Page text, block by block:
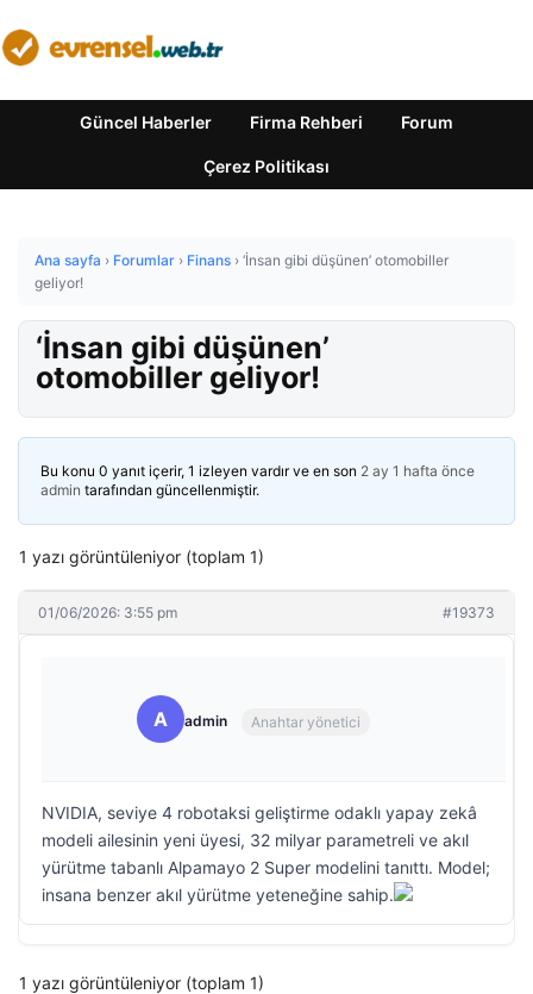
Güncel Haberler Firma Rehberi Forum
Çerez Politikası
Ana sayfa › Forumlar › Finans › ‘İnsan gibi düşünen’ otomobiller
geliyor!
‘İnsan gibi düşünen’
otomobiller geliyor!
Bu konu 0 yanıt içerir, 1 izleyen vardır ve en son 2 ay 1 hafta önce
admin tarafından güncellenmiştir.
1 yazı görüntüleniyor (toplam 1)
01/06/2026: 3:55 pm #19373
A admin Anahtar yönetici
NVIDIA, seviye 4 robotaksi geliştirme odaklı yapay zekâ
modeli ailesinin yeni üyesi, 32 milyar parametreli ve akıl
yürütme tabanlı Alpamayo 2 Super modelini tanıttı. Model;
insana benzer akıl yürütme yeteneğine sahip.
1 yazı görüntüleniyor (toplam 1)